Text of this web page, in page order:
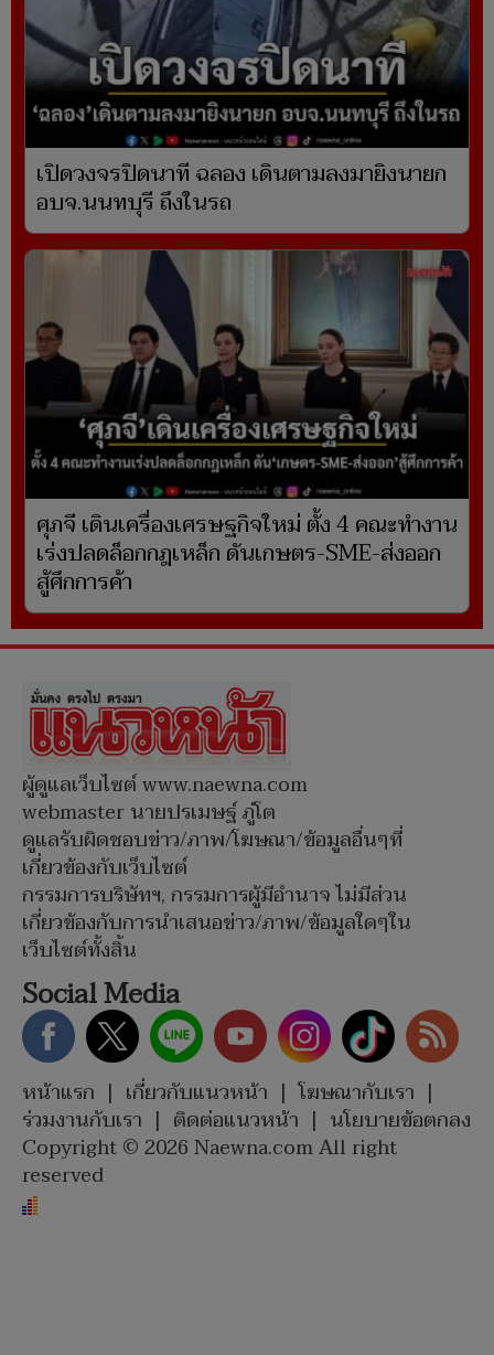
เปิดวงจรปิดนาที ฉลอง เดินตามลงมายิงนายก
อบจ.นนทบุรี ถึงในรถ
ศุภจี เดินเครื่องเศรษฐกิจใหม่ ตั้ง 4 คณะทำงาน
เร่งปลดล็อกกฎเหล็ก ดันเกษตร-SME-ส่งออก
สู้ศึกการค้า
ผู้ดูแลเว็บไซต์ www.naewna.com
webmaster นายปรเมษฐ์ ภู่โต
ดูแลรับผิดชอบข่าว/ภาพ/โฆษณา/ข้อมูลอื่นๆที่
เกี่ยวข้องกับเว็บไซต์
กรรมการบริษัทฯ, กรรมการผู้มีอำนาจ ไม่มีส่วน
เกี่ยวข้องกับการนำเสนอข่าว/ภาพ/ข้อมูลใดๆใน
เว็บไซต์ทั้งสิ้น
Social Media
หน้าแรก | เกี่ยวกับแนวหน้า | โฆษณากับเรา |
ร่วมงานกับเรา | ติดต่อแนวหน้า | นโยบายข้อตกลง
Copyright © 2026 Naewna.com All right
reserved